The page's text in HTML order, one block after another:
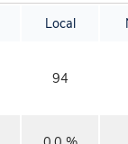
Local
94